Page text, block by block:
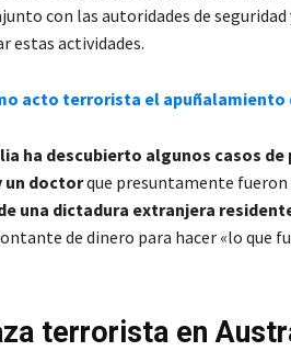
con las autoridades de seguridad
estas actividades.
acto terrorista el apuñalamiento
ha descubierto algunos casos de
un doctorque presuntamente fueron
una dictadura extranjera
de dinero para hacer «lo que
terrorista en